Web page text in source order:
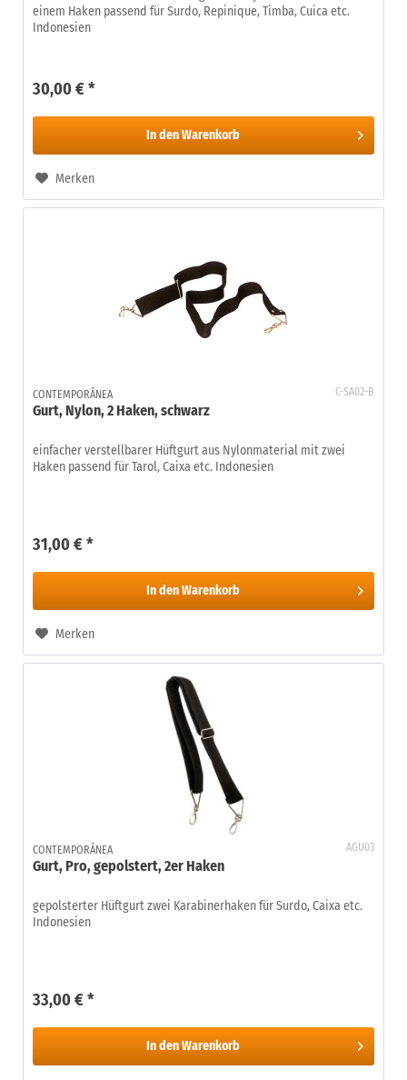
einem Haken passend für Surdo, Repinique, Timba, Cuica etc.
Indonesien
30,00 € *
In den Warenkorb
Merken
C-SA02-B
CONTEMPORÂNEA
Gurt, Nylon, 2 Haken, schwarz
einfacher verstellbarer Hüftgurt aus Nylonmaterial mit zwei
Haken passend für Tarol, Caixa etc. Indonesien
31,00 € *
In den Warenkorb
Merken
AGU03
CONTEMPORÂNEA
Gurt, Pro, gepolstert, 2er Haken
gepolsterter Hüftgurt zwei Karabinerhaken für Surdo, Caixa etc.
Indonesien
33,00 € *
In den Warenkorb